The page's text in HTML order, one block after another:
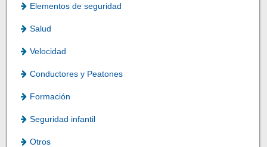
Elementos de seguridad
Salud
Velocidad
Conductores y Peatones
Formación
Seguridad infantil
Otros